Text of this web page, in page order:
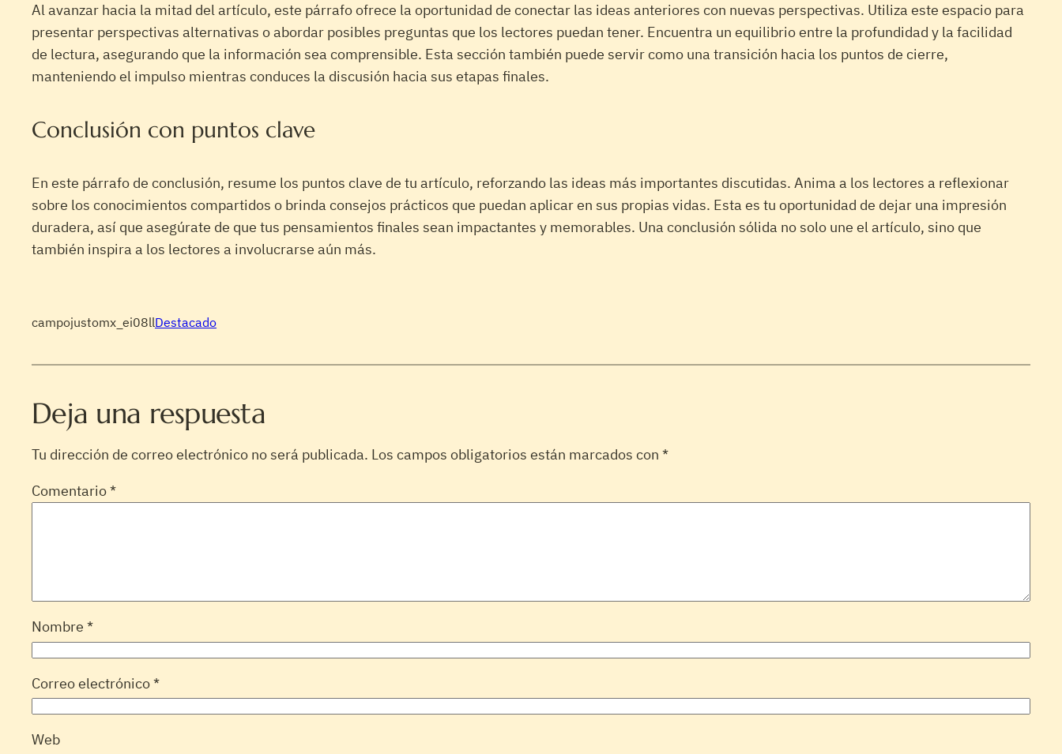
Al avanzar hacia la mitad del artículo, este párrafo ofrece la oportunidad de conectar las ideas anteriores con nuevas perspectivas. Utiliza este espacio para
presentar perspectivas alternativas o abordar posibles preguntas que los lectores puedan tener. Encuentra un equilibrio entre la profundidad y la facilidad
de lectura, asegurando que la información sea comprensible. Esta sección también puede servir como una transición hacia los puntos de cierre,
manteniendo el impulso mientras conduces la discusión hacia sus etapas finales.
Conclusión con puntos clave
En este párrafo de conclusión, resume los puntos clave de tu artículo, reforzando las ideas más importantes discutidas. Anima a los lectores a reflexionar
sobre los conocimientos compartidos o brinda consejos prácticos que puedan aplicar en sus propias vidas. Esta es tu oportunidad de dejar una impresión
duradera, así que asegúrate de que tus pensamientos finales sean impactantes y memorables. Una conclusión sólida no solo une el artículo, sino que
también inspira a los lectores a involucrarse aún más.
campojustomx_ei08llDestacado
Deja una respuesta
Tu dirección de correo electrónico no será publicada. Los campos obligatorios están marcados con *
Comentario*
Nombre *
Correo electrónico*
Web